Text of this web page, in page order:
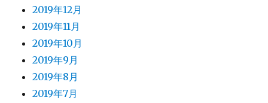
2019年12月
2019年11月
2019年10月
2019年9月
2019年8月
2019年7月